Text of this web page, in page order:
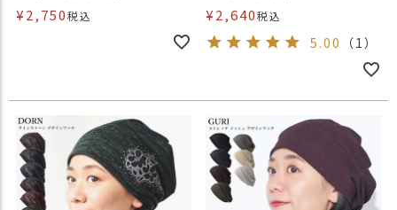
¥2,750税込 ¥2,640税込
5.00 （1）